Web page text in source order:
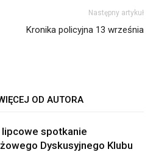
Następny artykuł
Kronika policyjna 13 września
OD AUTORA
lipcowe spotkanie
Dyskusyjnego Klubu